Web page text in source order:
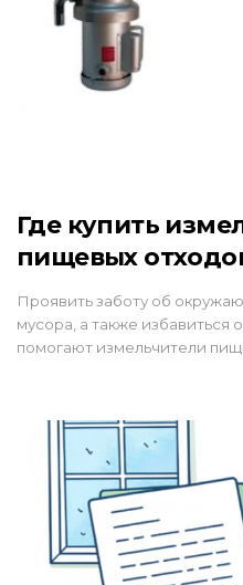
Где купить
пищевых
Проявить заботу об
мусора, а также избавиться
помогают измельчители